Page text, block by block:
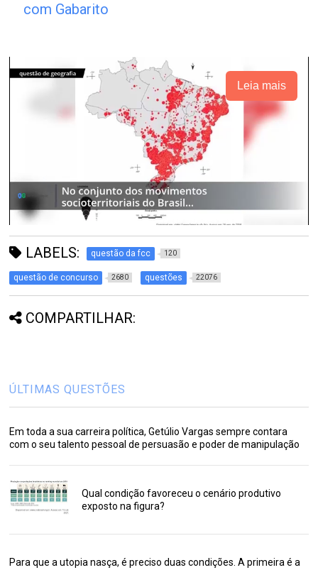
com Gabarito
Leia mais
LABELS: questão da fcc 120
questão de concurso 2680 questões 22076
COMPARTILHAR:
ÚLTIMAS QUESTÕES
Em toda a sua carreira política, Getúlio Vargas sempre contara
com o seu talento pessoal de persuasão e poder de manipulação
Qual condição favoreceu o cenário produtivo
exposto na figura?
Para que a utopia nasça, é preciso duas condições. A primeira é a